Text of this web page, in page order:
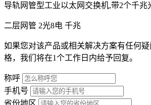
导轨网管型工业以太网交换机,带2个千兆
二层网管 2光8电 千兆
如果您对该产品或相关解决方案有任何
格，我们将在1个工作日内给予回复。
称呼
手机号
省份地区